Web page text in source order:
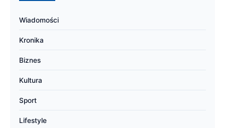
Wiadomości
Kronika
Biznes
Kultura
Sport
Lifestyle